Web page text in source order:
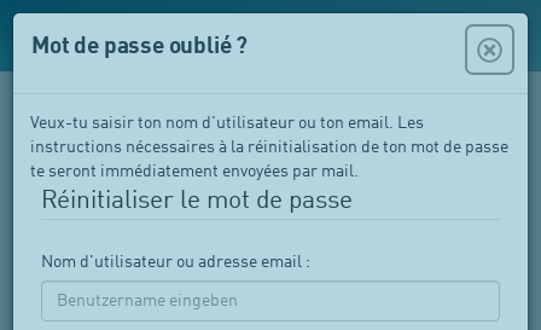
Mot de passe oublié ?
Veux-tu saisir ton nom d'utilisateur ou ton email. Les
instructions nécessaires à la réinitialisation de ton mot de passe
te seront immédiatement envoyées par mail.
Réinitialiser le mot de passe
Nom d'utilisateur ou adresse email :